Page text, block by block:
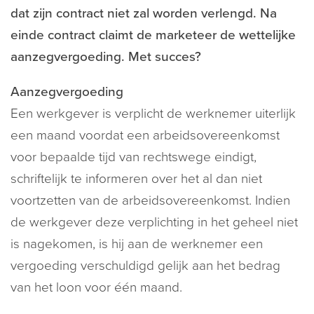
dat zijn contract niet zal worden verlengd. Na
einde contract claimt de marketeer de wettelijke
aanzegvergoeding. Met succes?
Aanzegvergoeding
Een werkgever is verplicht de werknemer uiterlijk
een maand voordat een arbeidsovereenkomst
voor bepaalde tijd van rechtswege eindigt,
schriftelijk te informeren over het al dan niet
voortzetten van de arbeidsovereenkomst. Indien
de werkgever deze verplichting in het geheel niet
is nagekomen, is hij aan de werknemer een
vergoeding verschuldigd gelijk aan het bedrag
van het loon voor één maand.